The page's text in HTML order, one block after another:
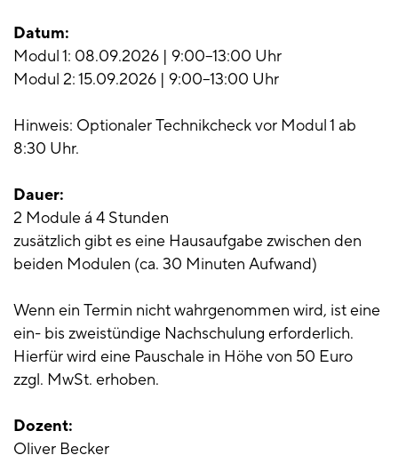
Datum:
Modul 1: 08.09.2026 | 9:00–13:00 Uhr
Modul 2: 15.09.2026 | 9:00–13:00 Uhr
Hinweis: Optionaler Technikcheck vor Modul 1 ab
8:30 Uhr.
Dauer:
2 Module á 4 Stunden
zusätzlich gibt es eine Hausaufgabe zwischen den
beiden Modulen (ca. 30 Minuten Aufwand)
Wenn ein Termin nicht wahrgenommen wird, ist eine
ein- bis zweistündige Nachschulung erforderlich.
Hierfür wird eine Pauschale in Höhe von 50 Euro
zzgl. MwSt. erhoben.
Dozent:
Oliver Becker